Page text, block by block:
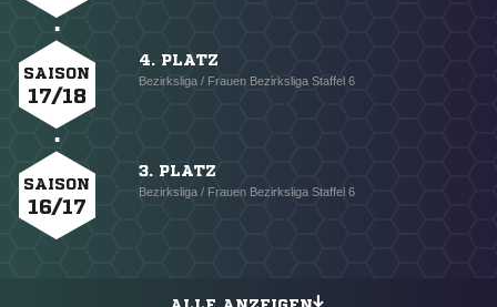
SAISON
17/18
4. PLATZ
Bezirksliga / Frauen Bezirksliga Staffel 6
SAISON
16/17
3. PLATZ
Bezirksliga / Frauen Bezirksliga Staffel 6